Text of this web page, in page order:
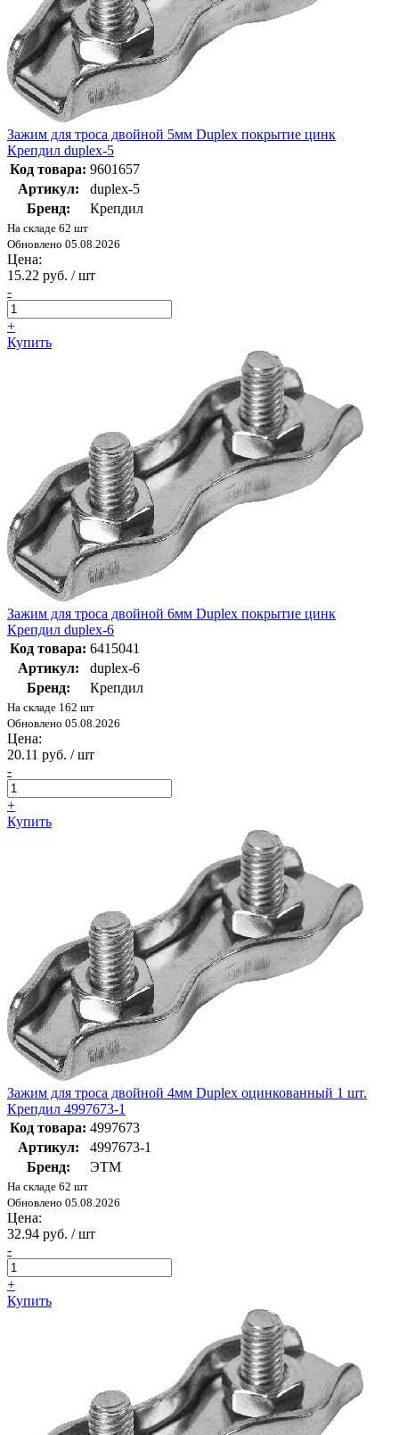
Зажим для троса двойной 5мм Duplex покрытие цинк
Крепдил duplex-5
Код товара: 9601657
Артикул:
duplex-5
Бренд:
Крепдил
На складе 62 шт
Обновлено 05.08.2026
Цена:
15.22 руб. / шт
-
+
Купить
Зажим для троса двойной 6мм Duplex покрытие цинк
Крепдил duplex-6
Код товара: 6415041
Артикул:
duplex-6
Бренд:
Крепдил
На складе 162 шт
Обновлено 05.08.2026
Цена:
20.11 руб. / шт
-
+
Купить
Зажим для троса двойной 4мм Duplex оцинкованный 1 шт.
Крепдил 4997673-1
Код товара: 4997673
Артикул:
4997673-1
Бренд:
ЭТМ
На складе 62 шт
Обновлено 05.08.2026
Цена:
32.94 руб. / шт
-
+
Купить